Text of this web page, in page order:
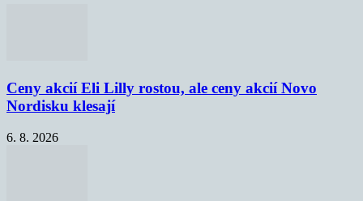
Ceny akcií Eli Lilly rostou, ale ceny akcií Novo
Nordisku klesají
6. 8. 2026